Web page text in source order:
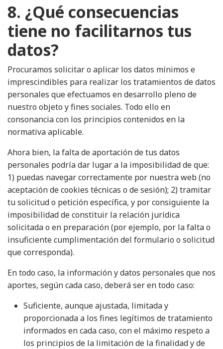
8. ¿Qué consecuencias
tiene no facilitarnos tus
datos?
Procuramos solicitar o aplicar los datos mínimos e
imprescindibles para realizar los tratamientos de datos
personales que efectuamos en desarrollo pleno de
nuestro objeto y fines sociales. Todo ello en
consonancia con los principios contenidos en la
normativa aplicable.
Ahora bien, la falta de aportación de tus datos
personales podría dar lugar a la imposibilidad de que:
1) puedas navegar correctamente por nuestra web (no
aceptación de cookies técnicas o de sesión); 2) tramitar
tu solicitud o petición específica, y por consiguiente la
imposibilidad de constituir la relación jurídica
solicitada o en preparación (por ejemplo, por la falta o
insuficiente cumplimentación del formulario o solicitud
que corresponda).
En todo caso, la información y datos personales que nos
aportes, según cada caso, deberá ser en todo caso:
Suficiente, aunque ajustada, limitada y
proporcionada a los fines legítimos de tratamiento
informados en cada caso, con el máximo respeto a
los principios de la limitación de la finalidad y de